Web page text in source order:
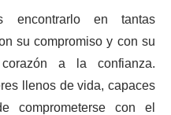
encontrarlo en tantas
su compromiso y con su
a la confianza.
llenos de vida, capaces
comprometerse con el